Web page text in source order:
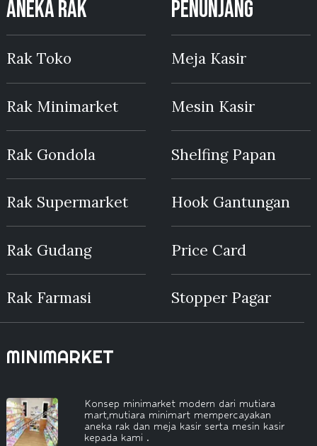
ANEKA RAK
Rak Toko
Rak Minimarket
Rak Gondola
Rak Supermarket
Rak Gudang
Rak Farmasi
PENUNJANG
Meja Kasir
Mesin Kasir
Shelfing Papan
Hook Gantungan
Price Card
Stopper Pagar
MINIMARKET
Konsep minimarket modern dari mutiara
mart,mutiara minimart mempercayakan
aneka rak dan meja kasir serta mesin kasir
kepada kami .